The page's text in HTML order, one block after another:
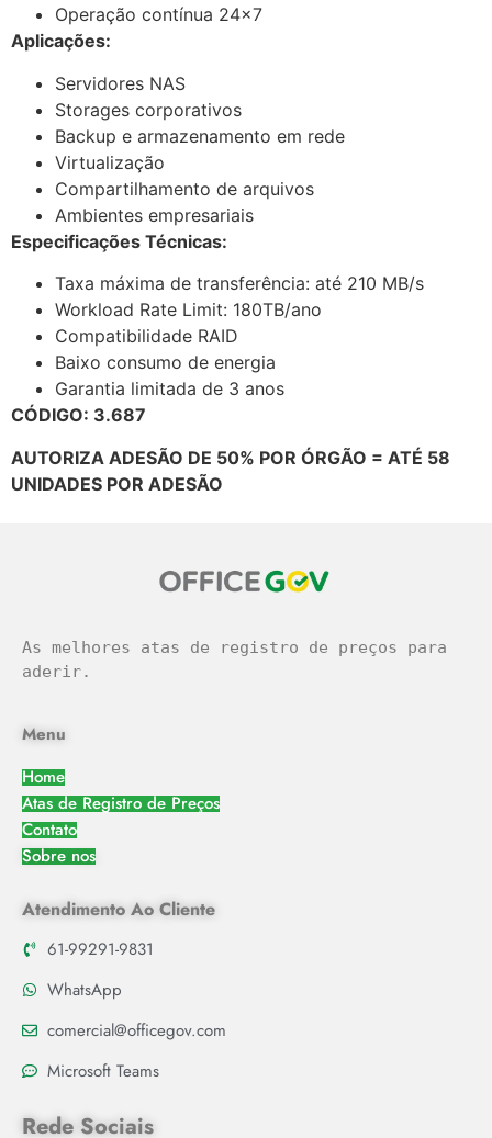
Operação contínua 24×7
Aplicações:
Servidores NAS
Storages corporativos
Backup e armazenamento em rede
Virtualização
Compartilhamento de arquivos
Ambientes empresariais
Especificações Técnicas:
Taxa máxima de transferência: até 210 MB/s
Workload Rate Limit: 180TB/ano
Compatibilidade RAID
Baixo consumo de energia
Garantia limitada de 3 anos
CÓDIGO: 3.687
AUTORIZA ADESÃO DE 50% POR ÓRGÃO = ATÉ 58
UNIDADES POR ADESÃO
As melhores atas de registro de preços para
aderir.
Menu
Home
Atas de Registro de Preços
Contato
Sobre nos
Atendimento Ao Cliente
61-99291-9831
WhatsApp
comercial@officegov.com
Microsoft Teams
Rede Sociais